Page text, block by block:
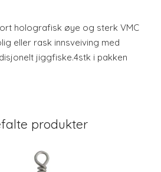
holografisk øye og sterk VMC
eller rask innsveiving med
jiggfiske.4stk i pakken
produkter